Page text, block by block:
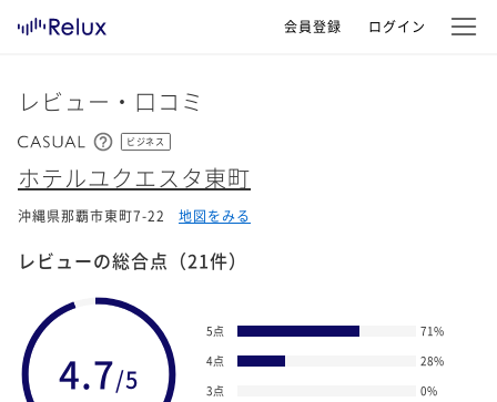
会員登録 ログイン
レビュー・口コミ
ビジネス
ホテルユクエスタ東町
沖縄県那覇市東町7-22 地図をみる
レビューの総合点 （21件）
4.7/5
5点 71%
4点
28%
3点
0%